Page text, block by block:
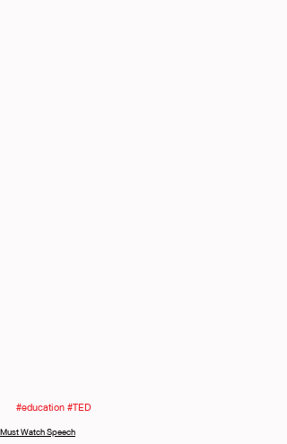
#education#TED
Must Watch Speech